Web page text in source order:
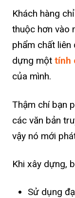
Khách hàng
thuộc hơn vào
phẩm chất liên
dựng một tính
của mình.
Thậm chí bạn
các văn bản
vậy nó mới
Khi xây dựng,
Sử dụng